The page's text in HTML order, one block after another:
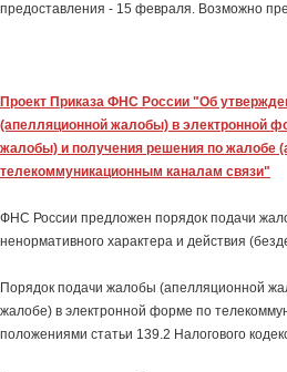
предоставления - 15 февраля. Возможно
Проект Приказа ФНС России "Об
(апелляционной жалобы) в электронной
жалобы) и получения решения по жалобе
телекоммуникационным каналам связи"
ФНС России предложен порядок подачи
ненормативного характера и действия
Порядок подачи жалобы (апелляционной
жалобе) в электронной форме по
положениями статьи 139.2 Налогового